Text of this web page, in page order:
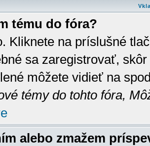
tému do fóra?
Kliknete na príslušné
sa zaregistrovať,
môžete vidieť na
témy do tohto fóra,
alebo zmažem